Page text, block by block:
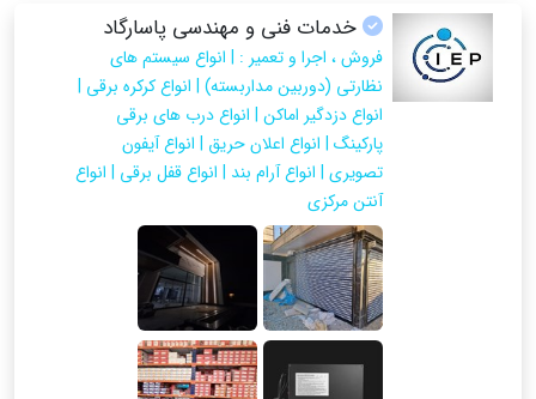
خدمات فنی و مهندسی پاسارگاد
فروش ، اجرا و تعمیر : | انواع سیستم های
نظارتی (دوربین مداربسته) | انواع کرکره برقی |
انواع دزدگیر اماکن | انواع درب های برقی
پارکینگ | انواع اعلان حریق | انواع آیفون
تصویری | انواع آرام بند | انواع قفل برقی | انواع
آنتن مرکزی